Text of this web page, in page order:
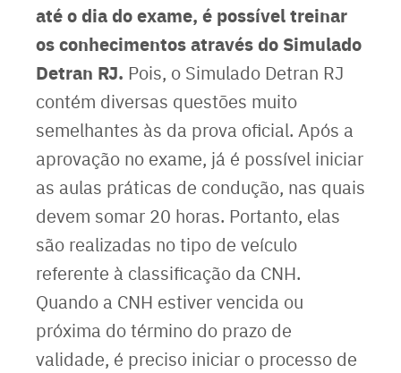
até o dia do exame, é possível treinar
os conhecimentos através do Simulado
Detran RJ. Pois, o Simulado Detran RJ
contém diversas questões muito
semelhantes às da prova oficial. Após a
aprovação no exame, já é possível iniciar
as aulas práticas de condução, nas quais
devem somar 20 horas. Portanto, elas
são realizadas no tipo de veículo
referente à classificação da CNH.
Quando a CNH estiver vencida ou
próxima do término do prazo de
validade, é preciso iniciar o processo de